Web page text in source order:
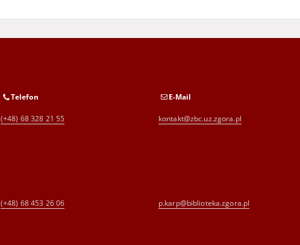
Telefon
(+48) 68 328 21 55
E-Mail
kontakt@zbc.uz.zgora.pl
(+48) 68 453 26 06 p.karp@biblioteka.zgora.pl